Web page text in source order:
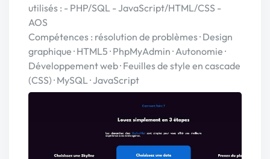
utilisés : - PHP/SQL - JavaScript/HTML/CSS -
AOS
Compétences : résolution de problèmes · Design
graphique · HTML5 · PhpMyAdmin · Autonomie ·
Développement web · Feuilles de style en cascade
(CSS) · MySQL · JavaScript